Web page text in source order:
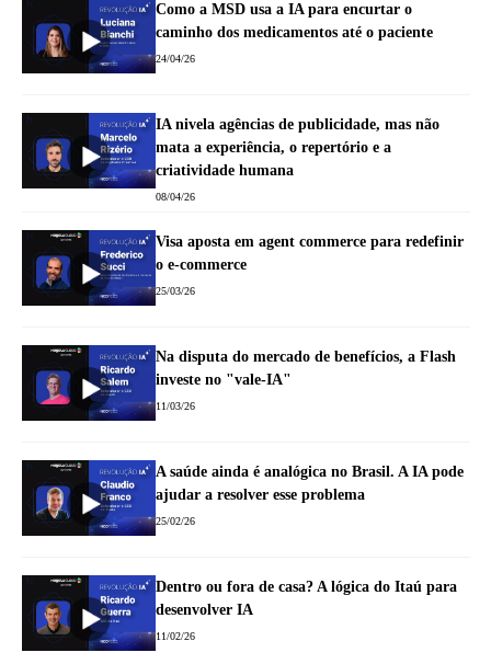
Como a MSD usa a IA para encurtar o
caminho dos medicamentos até o paciente
24/04/26
IA nivela agências de publicidade, mas não
mata a experiência, o repertório e a
criatividade humana
08/04/26
Visa aposta em agent commerce para redefinir
o e-commerce
25/03/26
Na disputa do mercado de benefícios, a Flash
investe no "vale-IA"
11/03/26
A saúde ainda é analógica no Brasil. A IA pode
ajudar a resolver esse problema
25/02/26
Dentro ou fora de casa? A lógica do Itaú para
desenvolver IA
11/02/26